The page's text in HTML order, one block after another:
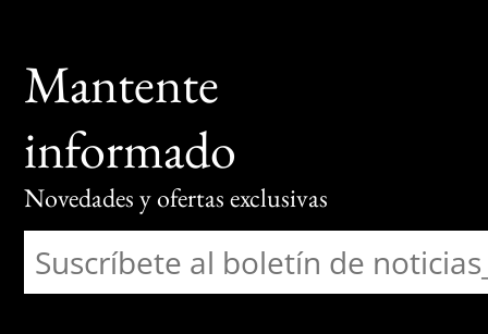
Mantente
informado
Novedades y ofertas exclusivas